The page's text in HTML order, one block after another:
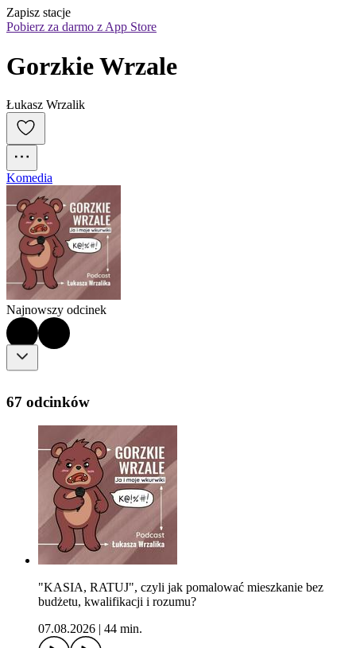
Zapisz stacje
Pobierz za darmo z App Store
Gorzkie Wrzale
Łukasz Wrzalik
Komedia
Najnowszy odcinek
67 odcinków
"KASIA, RATUJ", czyli jak pomalować mieszkanie bez
budżetu, kwalifikacji i rozumu?
07.08.2026
44 min.